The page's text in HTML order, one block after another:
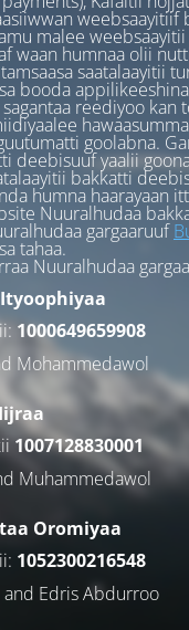
weebsaayitiif
malee
waan humnaa olii
saatalaayitii
booda
reediyoo kan
goolabna.
deebisuuf yaalii
bakkatti
humna haarayaan
Nuuralhudaa
gargaaruuf
tahaa.
Nuuralhudaa
1000649659908
Mohammedawol
1007128830001
Muhammedawol
Oromiyaa
1052300216548
Edris Abdurroo